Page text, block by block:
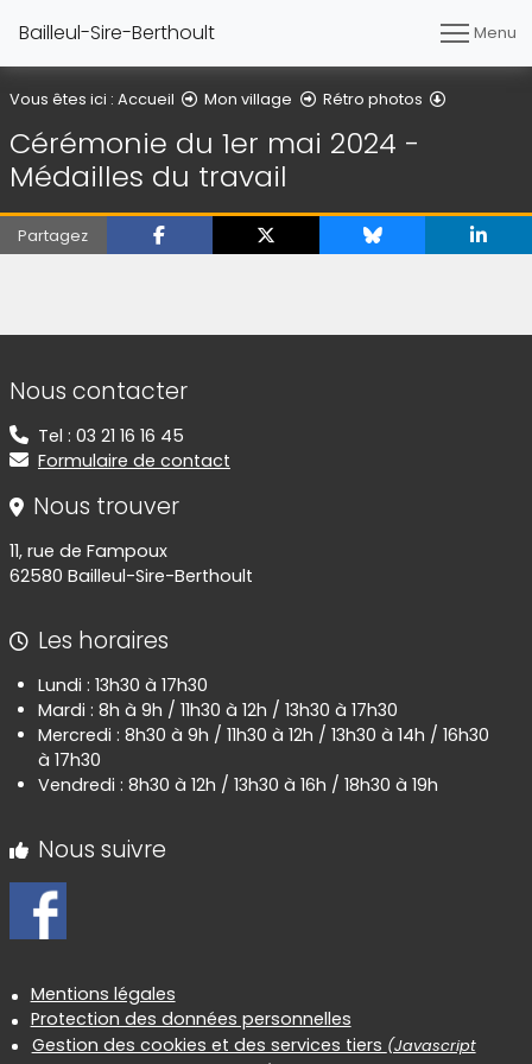
Bailleul-Sire-Berthoult Menu
Vous êtes ici : Accueil Mon village Rétro photos
Cérémonie du 1er mai 2024 -
Médailles du travail
Partagez
Informations de contact
Nous contacter
Tel : 03 21 16 16 45
Formulaire de contact
Nous trouver
11, rue de Fampoux
62580 Bailleul-Sire-Berthoult
Les horaires
Lundi : 13h30 à 17h30
Mardi : 8h à 9h / 11h30 à 12h / 13h30 à 17h30
Mercredi : 8h30 à 9h / 11h30 à 12h / 13h30 à 14h / 16h30
à 17h30
Vendredi : 8h30 à 12h / 13h30 à 16h / 18h30 à 19h
Nous suivre
Informations réglementaires
Mentions légales
Protection des données personnelles
Gestion des cookies et des services tiers (Javascript